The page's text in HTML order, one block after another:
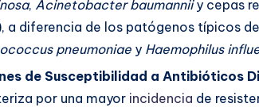
, Acinetobacter baumanniiy cepas
a diferencia de los patógenos típicos
pneumoniae y Haemophilus
de Susceptibilidad a Antibióticos
por una mayor incidencia de